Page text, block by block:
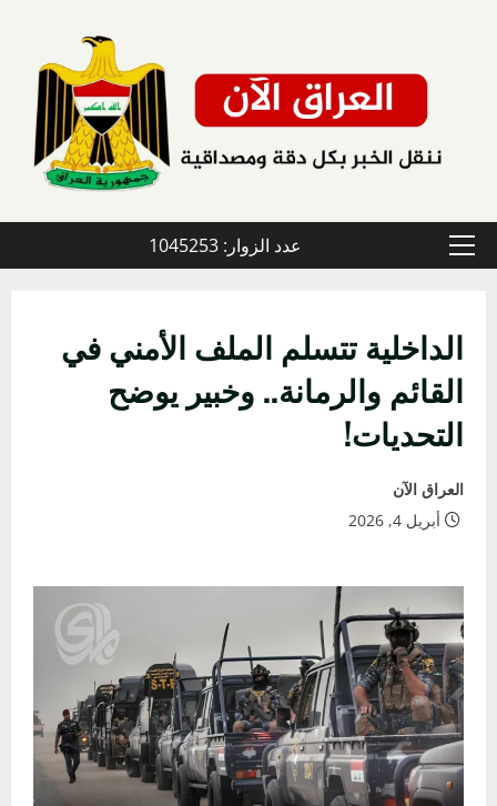
القائمة
عدد الزوار: 1045253
الداخلية تتسلم الملف الأمني في
القائم والرمانة.. وخبير يوضح
التحديات!
العراق الآن
أبريل 4, 2026